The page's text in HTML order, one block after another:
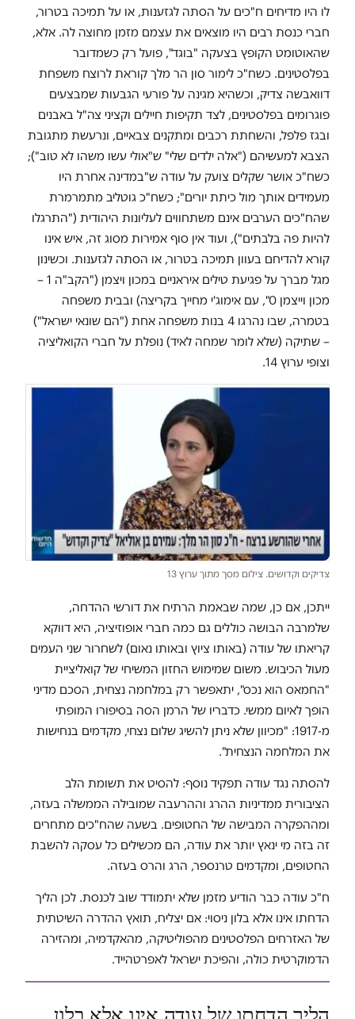
לו היו מדיחים ח"כים על הסתה לגזענות, או על תמיכה בטרור,
חברי כנסת רבים היו מוצאים את עצמם מזמן מחוצה לה. אלא,
שהאוטומט הקופץ בצעקה "בוגד", פועל רק כשמדובר
בפלסטינים. כשח"כ לימור סון הר מלך קוראת לרוצח משפחת
דוואבשה צדיק, וכשהיא מגינה על פורעי הגבעות שמבצעים
פוגרומים בפלסטינים, לצד תקיפות חיילים וקציני צה"ל באבנים
ובגז פלפל, והשחתת רכבים ומתקנים צבאיים, ונרעשת מתגובת
הצבא למעשיהם ("אלה ילדים שלי" ש"אולי עשו משהו לא טוב");
כשח"כ אושר שקלים צועק על עודה ש"במדינה אחרת היו
מעמידים אותך מול כיתת יורים"; כשח"כ גוטליב מתמרמרת
שהח"כים הערבים אינם משתחווים לעליונות היהודית ("התרגלו
להיות פה בלבתים"), ועוד אין סוף אמירות מסוג זה, איש אינו
קורא להדיחם בעוון תמיכה בטרור, או הסתה לגזענות. וכשינון
מגל מברך על פגיעת טילים איראניים במכון ויצמן ("הקב"ה 1 –
מכון וייצמן 0", עם אימוג'י מחייך בקריצה) ובבית משפחה
בטמרה, שבו נהרגו 4 בנות משפחה אחת ("הם שונאי ישראל")
– שתיקה (שלא לומר שמחה לאיד) נופלת על חברי הקואליציה
וצופי ערוץ 14.
צדיקים וקדושים. צילום מסך מתוך ערוץ 13
ייתכן, אם כן, שמה שבאמת הרתיח את דורשי ההדחה,
שלמרבה הבושה כוללים גם כמה חברי אופוזיציה, היא דווקא
קריאתו של עודה (באותו ציוץ ובאותו נאום) לשחרור שני העמים
מעול הכיבוש. משום שמימוש החזון המשיחי של קואליציית
"החמאס הוא נכס", יתאפשר רק במלחמה נצחית, הסכם מדיני
הופך לאיום ממשי. כדבריו של הרמן הסה בסיפורו המופתי
מ-1917: "מכיוון שלא ניתן להשיג שלום נצחי, מקדמים בנחישות
את המלחמה הנצחית".
להסתה נגד עודה תפקיד נוסף: להסיט את תשומת הלב
הציבורית ממדיניות ההרג וההרעבה שמובילה הממשלה בעזה,
ומההפקרה המבישה של החטופים. בשעה שהח"כים מתחרים
זה בזה מי ינאץ יותר את עודה, הם מכשילים כל עסקה להשבת
החטופים, ומקדמים טרנספר, הרג והרס בעזה.
ח"כ עודה כבר הודיע מזמן שלא יתמודד שוב לכנסת. לכן הליך
הדחתו אינו אלא בלון ניסוי: אם יצליח, תואץ ההדרה השיטתית
של האזרחים הפלסטינים מהפוליטיקה, מהאקדמיה, ומהזירה
הדמוקרטית כולה, והפיכת ישראל לאפרטהייד.